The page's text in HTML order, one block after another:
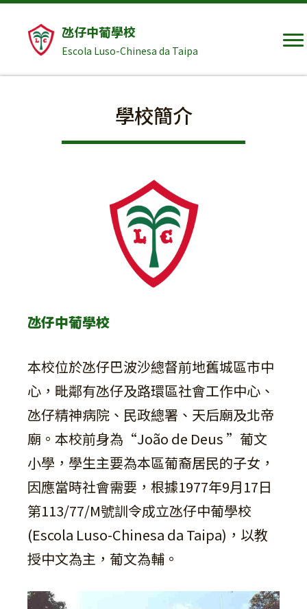
氹仔中葡學校
Escola Luso-Chinesa da Taipa
學校簡介
氹仔中葡學校
本校位於氹仔巴波沙總督前地舊城區市中
心，毗鄰有氹仔及路環區社會工作中心、
氹仔精神病院、民政總署、天后廟及北帝
廟。本校前身為“João de Deus ”葡文
小學，學生主要為本區葡裔居民的子女，
因應當時社會需要，根據1977年9月17日
第113/77/M號訓令成立氹仔中葡學校
(Escola Luso-Chinesa da Taipa)，以教
授中文為主，葡文為輔。